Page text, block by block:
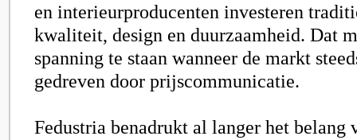
en interieurproducenten investeren
kwaliteit, design en duurzaamheid. Dat
spanning te staan wanneer de markt
gedreven door prijscommunicatie.
Fedustria benadrukt al langer het belang